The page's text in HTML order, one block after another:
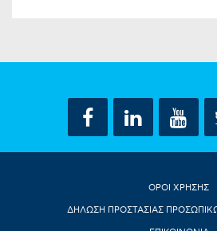
ΟΡΟΙ ΧΡΗΣΗΣ
ΔΗΛΩΣΗ ΠΡΟΣΤΑΣΙΑΣ